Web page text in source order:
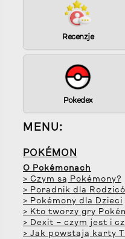
Recenzje
Pokedex
MENU:
POKÉMON
O Pokémonach
> Czym są Pokémony?
> Poradnik dla
> Pokémony dla Dzieci
> Kto tworzy gry
> Dexit – czym jest i
> Jak powstają karty